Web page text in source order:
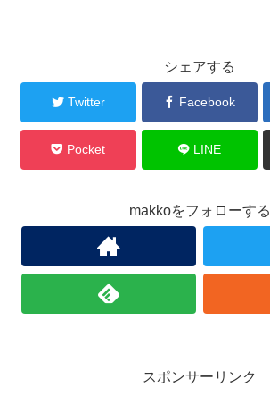
シェアする
Twitter Facebook
Pocket LINE
makkoをフォローする
スポンサーリンク